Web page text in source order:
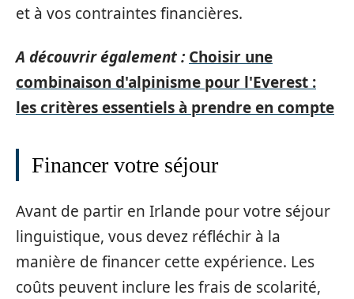
et à vos contraintes financières.
A découvrir également : Choisir une
combinaison d'alpinisme pour l'Everest :
les critères essentiels à prendre en compte
Financer votre séjour
Avant de partir en Irlande pour votre séjour
linguistique, vous devez réfléchir à la
manière de financer cette expérience. Les
coûts peuvent inclure les frais de scolarité,